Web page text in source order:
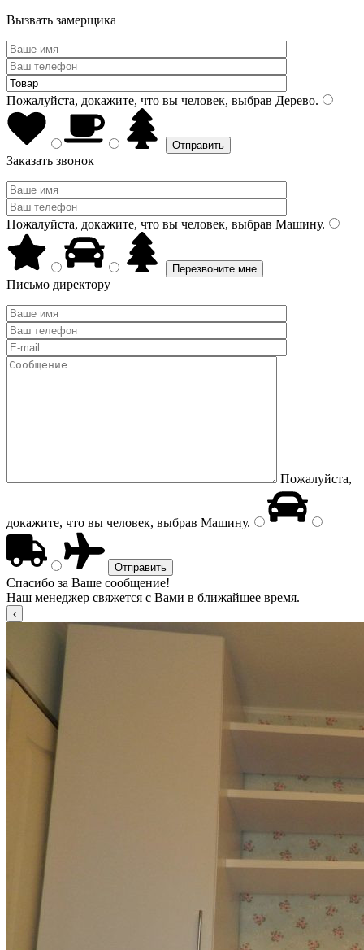
Вызвать замерщика
Пожалуйста, докажите, что вы человек, выбрав Дерево.
Заказать звонок
Пожалуйста, докажите, что вы человек, выбрав Машину.
Письмо директору
Пожалуйста,
докажите, что вы человек, выбрав Машину.
Спасибо за Ваше сообщение!
Наш менеджер свяжется с Вами в ближайшее время.